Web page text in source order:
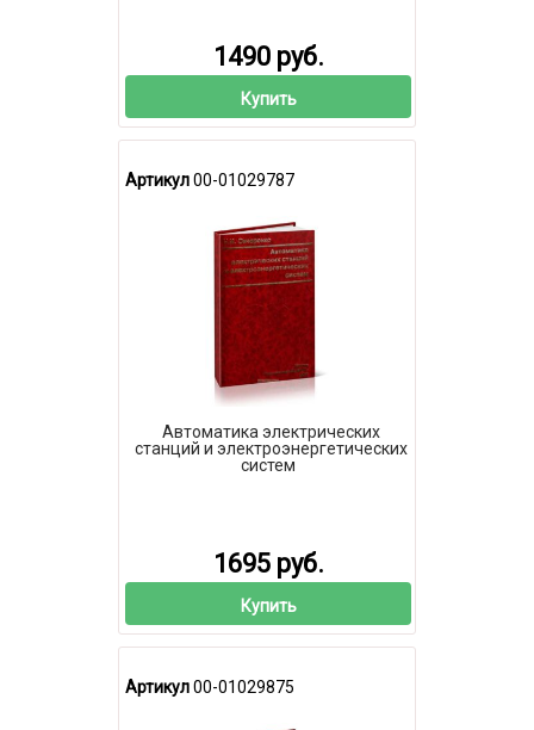
1490 руб.
Купить
Артикул00-01029787
Автоматика электрических
станций и электроэнергетических
систем
1695 руб.
Купить
Артикул00-01029875